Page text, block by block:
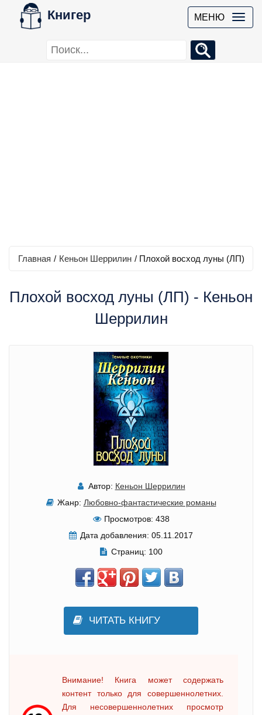
Книгер МЕНЮ
Главная / Кеньон Шеррилин / Плохой восход луны (ЛП)
Плохой восход луны (ЛП) - Кеньон
Шеррилин
Автор: Кеньон Шеррилин
Жанр: Любовно-фантастические романы
Просмотров: 438
Дата добавления: 05.11.2017
Страниц: 100
ЧИТАТЬ КНИГУ
Внимание! Книга может содержать
контент только для совершеннолетних.
Для несовершеннолетних просмотр